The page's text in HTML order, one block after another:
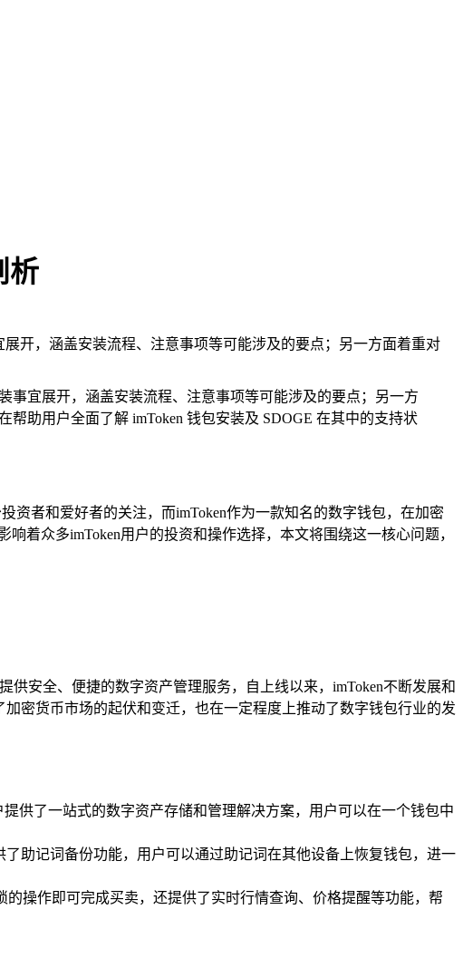
析
开，涵盖安装流程、注意事项等可能涉及的要点；另一方面着重对
事宜展开，涵盖安装流程、注意事项等可能涉及的要点；另一方
助用户全面了解 imToken 钱包安装及 SDOGE 在其中的支持状
资者和爱好者的关注，而imToken作为一款知名的数字钱包，在加密
着众多imToken用户的投资和操作选择，本文将围绕这一核心问题，
安全、便捷的数字资产管理服务，自上线以来，imToken不断发展和
密货币市场的起伏和变迁，也在一定程度上推动了数字钱包行业的发
供了一站式的数字资产存储和管理解决方案，用户可以在一个钱包中
助记词备份功能，用户可以通过助记词在其他设备上恢复钱包，进一
操作即可完成买卖，还提供了实时行情查询、价格提醒等功能，帮